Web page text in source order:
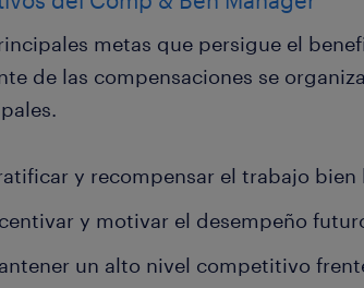
metas que persigue el
de las compensaciones se
y recompensar el trabajo bien
y motivar el desempeño
un alto nivel competitivo